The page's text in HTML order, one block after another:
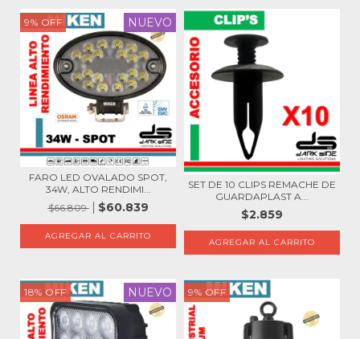
9% OFF NUEVO
FARO LED OVALADO SPOT,
34W, ALTO RENDIMI...
$66.809
$60.839
SET DE 10 CLIPS REMACHE DE
GUARDAPLAST A...
$2.859
18% OFF NUEVO 9% OFF